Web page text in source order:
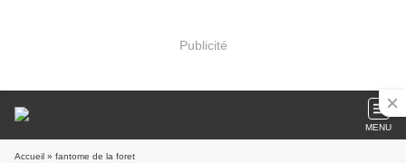
Publicité
MENU
Accueil » fantome de la foret